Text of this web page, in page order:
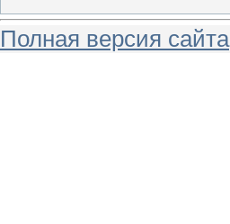
Полная версия сайта